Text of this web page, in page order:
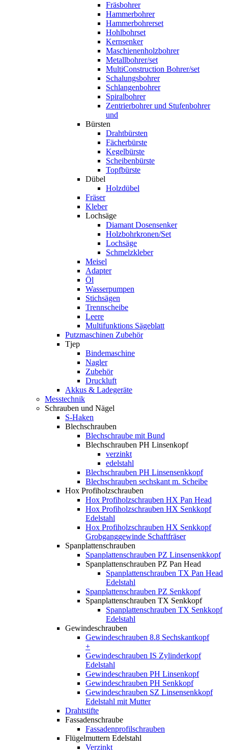
Fräsbohrer
Hammerbohrer
Hammerbohrerset
Hohlbohrset
Kernsenker
Maschienenholzbohrer
Metallbohrer/set
MultiConstruction Bohrer/set
Schalungsbohrer
Schlangenbohrer
Spiralbohrer
Zentrierbohrer und Stufenbohrer
und
Bürsten
Drahtbürsten
Fächerbürste
Kegelbürste
Scheibenbürste
Topfbürste
Dübel
Holzdübel
Fräser
Kleber
Lochsäge
Diamant Dosensenker
Holzbohrkronen/Set
Lochsäge
Schmelzkleber
Meisel
Adapter
Öl
Wasserpumpen
Stichsägen
Trennscheibe
Leere
Multifunktions Sägeblatt
Putzmaschinen Zubehör
Tjep
Bindemaschine
Nagler
Zubehör
Druckluft
Akkus & Ladegeräte
Messtechnik
Schrauben und Nägel
S-Haken
Blechschrauben
Blechschraube mit Bund
Blechschrauben PH Linsenkopf
verzinkt
edelstahl
Blechschrauben PH Linsensenkkopf
Blechschrauben sechskant m. Scheibe
Hox Profiholzschrauben
Hox Profiholzschrauben HX Pan Head
Hox Profiholzschrauben HX Senkkopf
Edelstahl
Hox Profiholzschrauben HX Senkkopf
Grobganggewinde Schaftfräser
Spanplattenschrauben
Spanplattenschrauben PZ Linsensenkkopf
Spanplattenschrauben PZ Pan Head
Spanplattenschrauben TX Pan Head
Edelstahl
Spanplattenschrauben PZ Senkkopf
Spanplattenschrauben TX Senkkopf
Spanplattenschrauben TX Senkkopf
Edelstahl
Gewindeschrauben
Gewindeschrauben 8.8 Sechskantkopf
+
Gewindeschrauben IS Zylinderkopf
Edelstahl
Gewindeschrauben PH Linsenkopf
Gewindeschrauben PH Senkkopf
Gewindeschrauben SZ Linsensenkkopf
Edelstahl mit Mutter
Drahtstifte
Fassadenschraube
Fassadenprofilschrauben
Flügelmuttern Edelstahl
Verzinkt